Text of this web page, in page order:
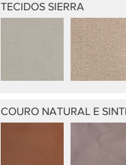
TECIDOS SIERRA
COURO NATURAL E